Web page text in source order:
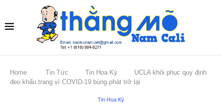
Home Tin Tức Tin Hoa Kỳ
UCLA khôi phục quy định
đeo khẩu trang vì COVID-19 bùng phát trở lại
Tin Hoa Kỳ